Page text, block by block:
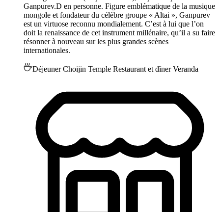
Ganpurev.D en personne. Figure emblématique de la musique
mongole et fondateur du célèbre groupe « Altai », Ganpurev
est un virtuose reconnu mondialement. C’est à lui que l’on
doit la renaissance de cet instrument millénaire, qu’il a su faire
résonner à nouveau sur les plus grandes scènes
internationales.
Déjeuner Choijin Temple Restaurant et dîner Veranda